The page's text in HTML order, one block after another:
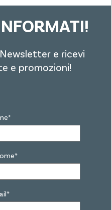
e ricevi
e promozioni!
*
*
*